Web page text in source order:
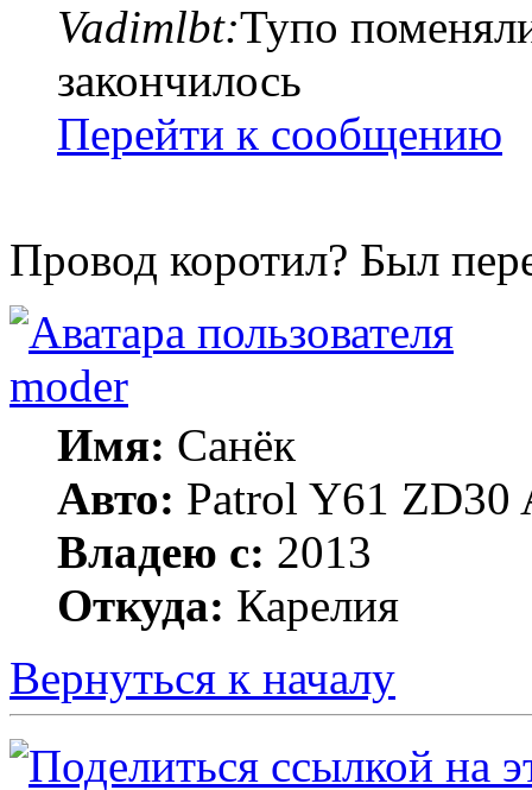
Vadimlbt:Тупо
закончилось
Перейти к сообщению
Провод коротил? Был
moder
Имя: Санёк
Авто: Patrol Y61 ZD30
Владею с: 2013
Откуда: Карелия
Вернуться к началу